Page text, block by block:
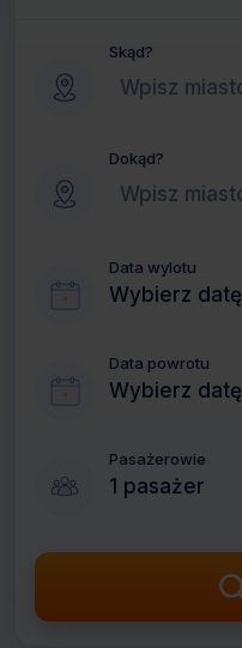
Skąd?
Dokąd?
Data wylotu
Wybierz datę
Data powrotu
Wybierz datę
Pasażerowie
1 pasażer